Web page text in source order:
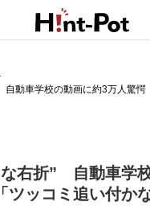
自動車学校の動画に約3万人驚
右折” 自動車学
ッコミ追い付かな